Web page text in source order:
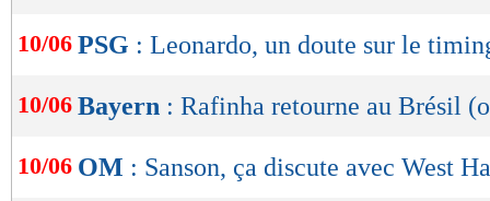
10/06 PSG : Leonardo, un doute sur le
10/06 Bayern : Rafinha retourne au Brésil
10/06 OM : Sanson, ça discute avec West